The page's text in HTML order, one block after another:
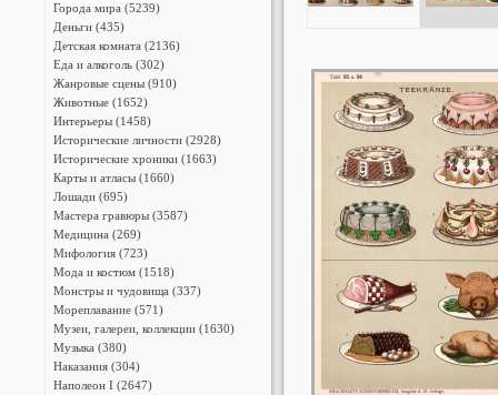
Города мира (5239)
Деньги (435)
Детская комната (2136)
Еда и алкоголь (302)
Жанровые сцены (910)
Животные (1652)
Интерьеры (1458)
Исторические личности (2928)
Исторические хроники (1663)
Карты и атласы (1660)
Лошади (695)
Мастера гравюры (3587)
Медицина (269)
Мифология (723)
Мода и костюм (1518)
Монстры и чудовища (337)
Мореплавание (571)
Музеи, галереи, коллекции (1630)
Музыка (380)
Наказания (304)
Наполеон I (2647)